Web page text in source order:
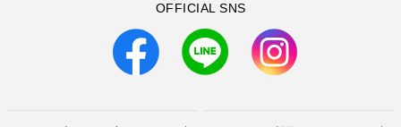
OFFICIAL SNS